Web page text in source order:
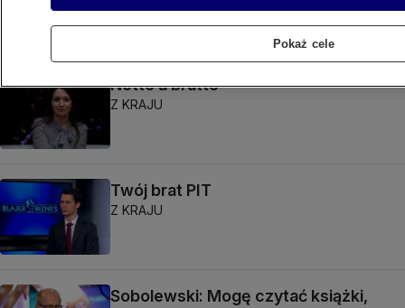
Netto a brutto
Z KRAJU
Twój brat PIT
Z KRAJU
Sobolewski: Mogę czytać książki,
Pokaż cele